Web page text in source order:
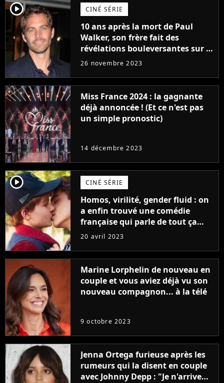
player2 CINÉ SÉRIE
10 ans après la mort de Paul
Walker, son frère fait des
révélations bouleversantes sur la
réaction des acteurs de Fast and
26 novembre 2023
Miss France 2024 : la gagnante
déjà annoncée ! (Et ce n'est pas
un simple pronostic)
14 décembre 2023
player2 CINÉ SÉRIE
Homos, virilité, gender fluid : on
a enfin trouvé une comédie
française qui parle de tout ça
sans être super ringarde
20 avril 2023
Marine Lorphelin de nouveau en
couple et vous aviez déjà vu son
nouveau compagnon... à la télé
9 octobre 2023
Jenna Ortega furieuse après les
rumeurs qui la disent en couple
avec Johnny Depp : "Je n'arrive